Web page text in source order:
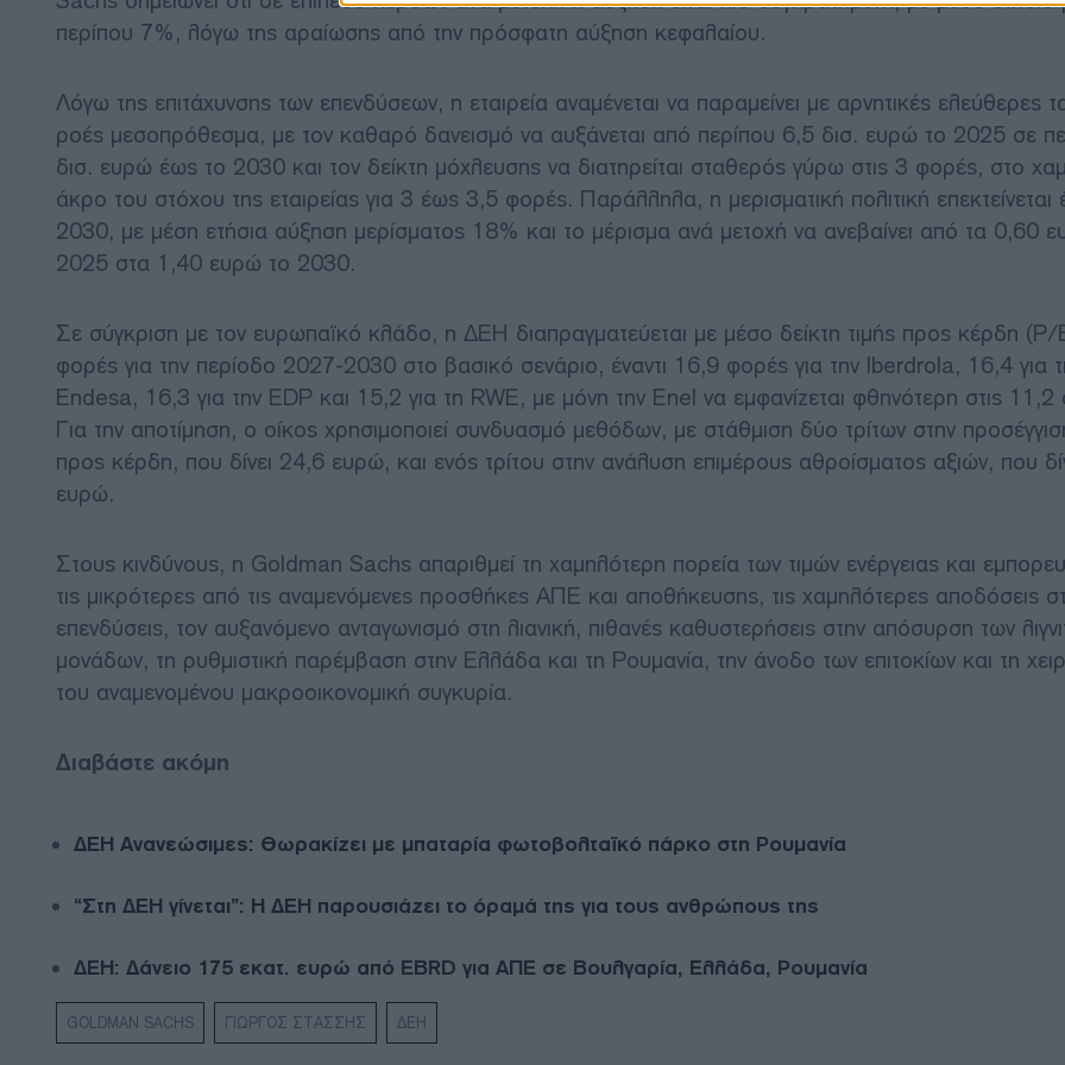
περίπου 7%, λόγω της αραίωσης από την πρόσφατη αύξηση κεφαλαίου.
Λόγω της επιτάχυνσης των επενδύσεων, η εταιρεία αναμένεται να παραμείνει με αρνητικές ελεύθερες
ροές μεσοπρόθεσμα, με τον καθαρό δανεισμό να αυξάνεται από περίπου 6,5 δισ. ευρώ το 2025 σε
δισ. ευρώ έως το 2030 και τον δείκτη μόχλευσης να διατηρείται σταθερός γύρω στις 3 φορές, στο
άκρο του στόχου της εταιρείας για 3 έως 3,5 φορές. Παράλληλα, η μερισματική πολιτική επεκτείνεται
2030, με μέση ετήσια αύξηση μερίσματος 18% και το μέρισμα ανά μετοχή να ανεβαίνει από τα 0,60
2025 στα 1,40 ευρώ το 2030.
Σε σύγκριση με τον ευρωπαϊκό κλάδο, η ΔΕΗ διαπραγματεύεται με μέσο δείκτη τιμής προς κέρδη
φορές για την περίοδο 2027-2030 στο βασικό σενάριο, έναντι 16,9 φορές για την Iberdrola, 16,4 για
Endesa, 16,3 για την EDP και 15,2 για τη RWE, με μόνη την Enel να εμφανίζεται φθηνότερη στις
Για την αποτίμηση, ο οίκος χρησιμοποιεί συνδυασμό μεθόδων, με στάθμιση δύο τρίτων στην
προς κέρδη, που δίνει 24,6 ευρώ, και ενός τρίτου στην ανάλυση επιμέρους αθροίσματος αξιών, που
ευρώ.
Στους κινδύνους, η Goldman Sachs απαριθμεί τη χαμηλότερη πορεία των τιμών ενέργειας και
τις μικρότερες από τις αναμενόμενες προσθήκες ΑΠΕ και αποθήκευσης, τις χαμηλότερες αποδόσεις
επενδύσεις, τον αυξανόμενο ανταγωνισμό στη λιανική, πιθανές καθυστερήσεις στην απόσυρση των
μονάδων, τη ρυθμιστική παρέμβαση στην Ελλάδα και τη Ρουμανία, την άνοδο των επιτοκίων και τη
του αναμενομένου μακροοικονομική συγκυρία.
Διαβάστε ακόμη
ΔΕΗ Ανανεώσιμες: Θωρακίζει με μπαταρία φωτοβολταϊκό πάρκο στη Ρουμανία
“Στη ΔΕΗ γίνεται”: Η ΔΕΗ παρουσιάζει το όραμά της για τους ανθρώπους της
ΔΕΗ: Δάνειο 175 εκατ. ευρώ από EBRD για ΑΠΕ σε Βουλγαρία, Ελλάδα, Ρουμανία
GOLDMAN SACHS ΓΙΩΡΓΟΣ ΣΤΑΣΣΗΣ ΔΕΗ